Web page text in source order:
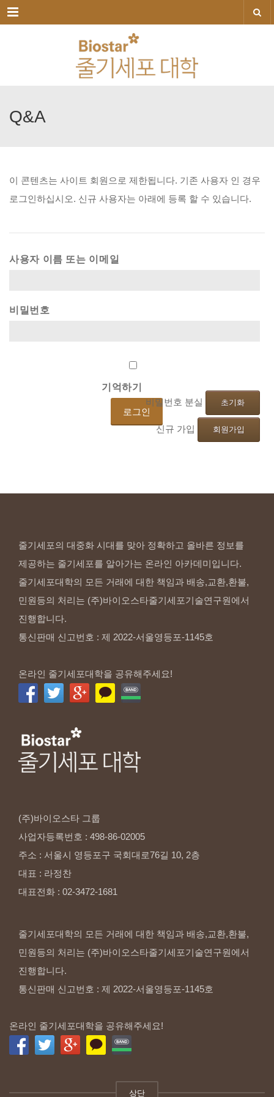
메뉴
Q&A
이 콘텐츠는 사이트 회원으로 제한됩니다. 기존 사용자 인 경우
로그인하십시오. 신규 사용자는 아래에 등록 할 수 있습니다.
사용자 이름 또는 이메일
비밀번호
기억하기
비밀번호 분실 초기화
신규 가입 회원가입
줄기세포의 대중화 시대를 맞아 정확하고 올바른 정보를
제공하는 줄기세포를 알아가는 온라인 아카데미입니다.
줄기세포대학의 모든 거래에 대한 책임과 배송,교환,환불,
민원등의 처리는 (주)바이오스타줄기세포기술연구원에서
진행합니다.
통신판매 신고번호 : 제 2022-서울영등포-1145호
온라인 줄기세포대학을 공유해주세요!
(주)바이오스타 그룹
사업자등록번호 : 498-86-02005
주소 : 서울시 영등포구 국회대로76길 10, 2층
대표 : 라정찬
대표전화 : 02-3472-1681
줄기세포대학의 모든 거래에 대한 책임과 배송,교환,환불,
민원등의 처리는 (주)바이오스타줄기세포기술연구원에서
진행합니다.
통신판매 신고번호 : 제 2022-서울영등포-1145호
온라인 줄기세포대학을 공유해주세요!
상단